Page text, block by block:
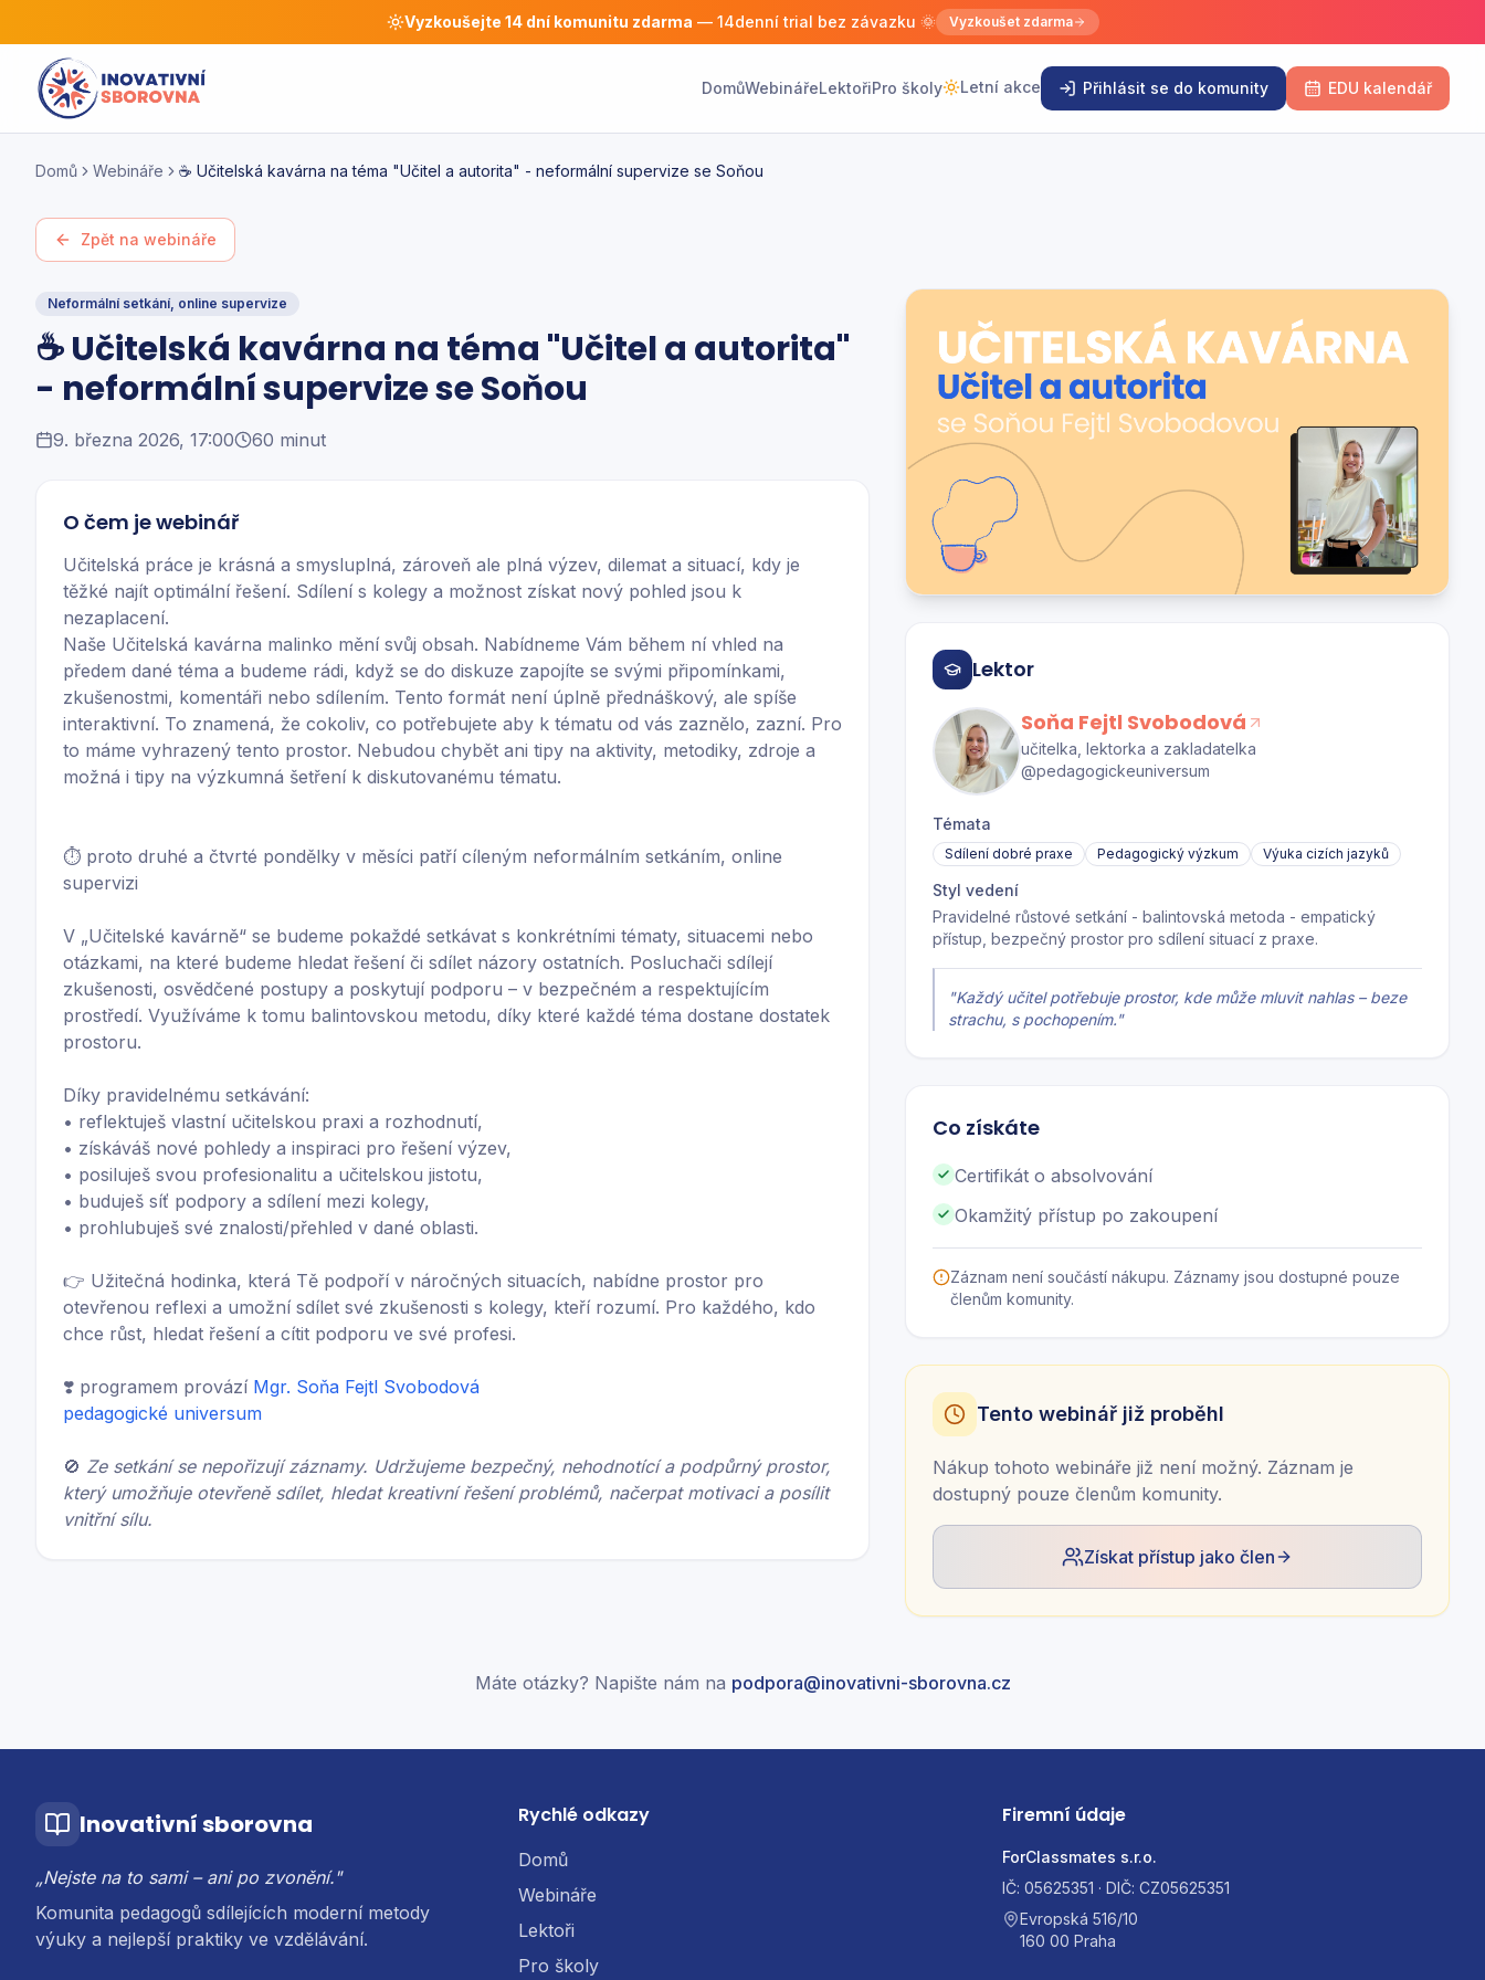
Vyzkoušejte 14 dní komunitu zdarma — 14denní trial bez závazku 🌞 Vyzkoušet zdarma
DomůWebinářeLektořiPro školy Letní akce Přihlásit se do komunity EDU kalendář
Domů Webináře ☕ Učitelská kavárna na téma "Učitel a autorita" - neformální supervize se Soňou
Zpět na webináře
Neformální setkání, online supervize
☕ Učitelská kavárna na téma "Učitel a autorita"
- neformální supervize se Soňou
9. března 2026, 17:00 60 minut
O čem je webinář
Učitelská práce je krásná a smysluplná, zároveň ale plná výzev, dilemat a situací, kdy je
těžké najít optimální řešení. Sdílení s kolegy a možnost získat nový pohled jsou k
nezaplacení.
Naše Učitelská kavárna malinko mění svůj obsah. Nabídneme Vám během ní vhled na
předem dané téma a budeme rádi, když se do diskuze zapojíte se svými připomínkami,
zkušenostmi, komentáři nebo sdílením. Tento formát není úplně přednáškový, ale spíše
interaktivní. To znamená, že cokoliv, co potřebujete aby k tématu od vás zaznělo, zazní. Pro
to máme vyhrazený tento prostor. Nebudou chybět ani tipy na aktivity, metodiky, zdroje a
možná i tipy na výzkumná šetření k diskutovanému tématu.
⏱️ proto druhé a čtvrté pondělky v měsíci patří cíleným neformálním setkáním, online
supervizi
V „Učitelské kavárně“ se budeme pokaždé setkávat s konkrétními tématy, situacemi nebo
otázkami, na které budeme hledat řešení či sdílet názory ostatních. Posluchači sdílejí
zkušenosti, osvědčené postupy a poskytují podporu – v bezpečném a respektujícím
prostředí. Využíváme k tomu balintovskou metodu, díky které každé téma dostane dostatek
prostoru.
Díky pravidelnému setkávání:
• reflektuješ vlastní učitelskou praxi a rozhodnutí,
• získáváš nové pohledy a inspiraci pro řešení výzev,
• posiluješ svou profesionalitu a učitelskou jistotu,
• buduješ síť podpory a sdílení mezi kolegy,
• prohlubuješ své znalosti/přehled v dané oblasti.
👉 Užitečná hodinka, která Tě podpoří v náročných situacích, nabídne prostor pro
otevřenou reflexi a umožní sdílet své zkušenosti s kolegy, kteří rozumí. Pro každého, kdo
chce růst, hledat řešení a cítit podporu ve své profesi.
❣️ programem provází Mgr. Soňa Fejtl Svobodová
pedagogické universum
🚫 Ze setkání se nepořizují záznamy. Udržujeme bezpečný, nehodnotící a podpůrný prostor,
který umožňuje otevřeně sdílet, hledat kreativní řešení problémů, načerpat motivaci a posílit
vnitřní sílu.
Lektor
Soňa Fejtl Svobodová
učitelka, lektorka a zakladatelka
@pedagogickeuniversum
Témata
Sdílení dobré praxe Pedagogický výzkum Výuka cizích jazyků
Styl vedení
Pravidelné růstové setkání - balintovská metoda - empatický
přístup, bezpečný prostor pro sdílení situací z praxe.
"Každý učitel potřebuje prostor, kde může mluvit nahlas – beze
strachu, s pochopením."
Co získáte
Certifikát o absolvování
Okamžitý přístup po zakoupení
Záznam není součástí nákupu. Záznamy jsou dostupné pouze
členům komunity.
Tento webinář již proběhl
Nákup tohoto webináře již není možný. Záznam je
dostupný pouze členům komunity.
Získat přístup jako člen
Máte otázky? Napište nám na podpora@inovativni-sborovna.cz
Inovativní sborovna
„Nejste na to sami – ani po zvonění."
Komunita pedagogů sdílejících moderní metody
výuky a nejlepší praktiky ve vzdělávání.
Rychlé odkazy
Domů
Webináře
Lektoři
Pro školy
Firemní údaje
ForClassmates s.r.o.
IČ: 05625351 · DIČ: CZ05625351
Evropská 516/10
160 00 Praha